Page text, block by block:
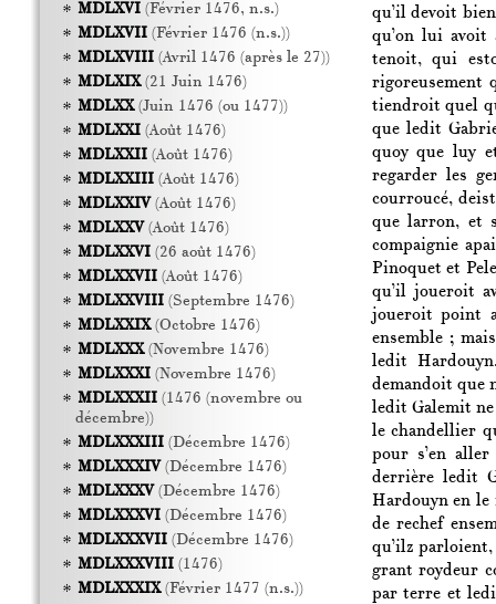
qu’il devoit
qu’on lui avoit
tenoit, qui
rigoreusement
tiendroit quel
que ledit
quoy que luy
regarder les
courroucé,
que larron, et
compaignie
Pinoquet et
qu’il joueroit
joueroit point
ensemble ;
ledit
demandoit que
ledit Galemit
le chandellier
pour s’en
derrière ledit
Hardouyn en
de rechef
qu’ilz
grant roydeur
par terre et
MDLXVI(Février 1476, n.s.)
MDLXVII(Février 1476 (n.s.))
MDLXVIII(Avril 1476 (après le 27))
MDLXIX(21 Juin 1476)
MDLXX(Juin 1476 (ou 1477))
MDLXXI(Août 1476)
MDLXXII(Août 1476)
MDLXXIII(Août 1476)
MDLXXIV(Août 1476)
MDLXXV(Août 1476)
MDLXXVI(26 août 1476)
MDLXXVII(Août 1476)
MDLXXVIII(Septembre 1476)
MDLXXIX(Octobre 1476)
MDLXXX(Novembre 1476)
MDLXXXI(Novembre 1476)
MDLXXXII(1476 (novembre ou
décembre))
MDLXXXIII(Décembre 1476)
MDLXXXIV(Décembre 1476)
MDLXXXV(Décembre 1476)
MDLXXXVI(Décembre 1476)
MDLXXXVII(Décembre 1476)
MDLXXXVIII(1476)
MDLXXXIX(Février 1477 (n.s.))